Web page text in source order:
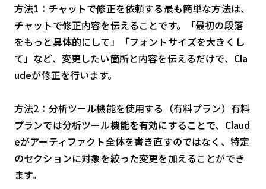
方法1：チャットで修正を依頼する最も簡単な方法は、
チャットで修正内容を伝えることです。「最初の段落
をもっと具体的にして」「フォントサイズを大きくし
て」など、変更したい箇所と内容を伝えるだけで、Cla
udeが修正を行います。
方法2：分析ツール機能を使用する（有料プラン）有料
プランでは分析ツール機能を有効にすることで、Claud
eがアーティファクト全体を書き直すのではなく、特定
のセクションに対象を絞った変更を加えることができ
ます。